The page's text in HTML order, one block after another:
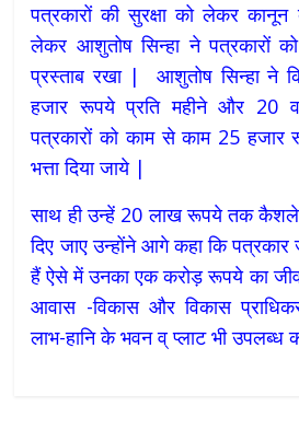
पत्रकारों की सुरक्षा को लेकर
लेकर आशुतोष सिन्हा ने पत्रकारों
प्रस्ताब रखा | आशुतोष सिन्हा ने
हजार रूपये प्रति महीने और 20
पत्रकारों को काम से काम 25 हजार
भत्ता दिया जाये |
साथ ही उन्हें 20 लाख रूपये तक
दिए जाए उन्होंने आगे कहा कि
हैं ऐसे में उनका एक करोड़ रूपये का
आवास -विकास और विकास
लाभ-हानि के भवन व् प्लाट भी उपलब्ध